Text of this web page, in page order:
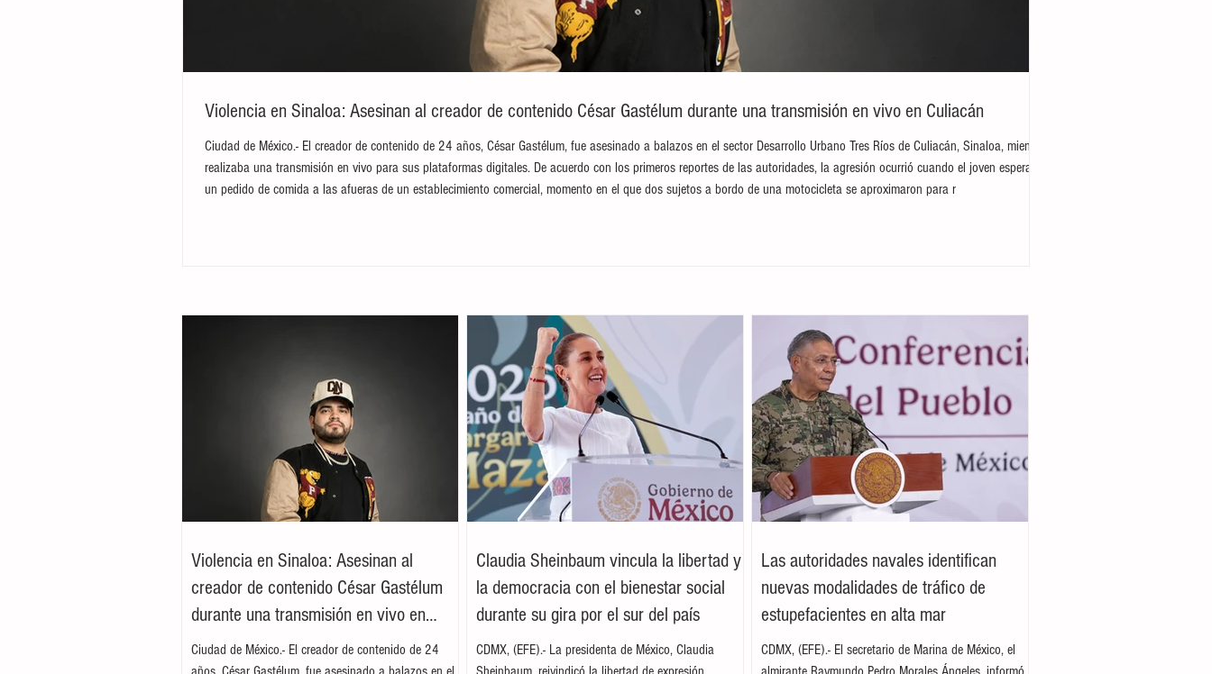
Violencia en Sinaloa: Asesinan al creador de contenido César Gastélum durante una transmisión en vivo en Culiacán
Ciudad de México.- El creador de contenido de 24 años, César Gastélum, fue asesinado a balazos en el sector Desarrollo Urbano Tres Ríos de Culiacán, Sinaloa, mientras
realizaba una transmisión en vivo para sus plataformas digitales. De acuerdo con los primeros reportes de las autoridades, la agresión ocurrió cuando el joven esperaba
un pedido de comida a las afueras de un establecimiento comercial, momento en el que dos sujetos a bordo de una motocicleta se aproximaron para r
Violencia en Sinaloa: Asesinan al
creador de contenido César Gastélum
durante una transmisión en vivo en
Culiacán
Ciudad de México.- El creador de contenido de 24
Claudia Sheinbaum vincula la libertad y
la democracia con el bienestar social
durante su gira por el sur del país
CDMX, (EFE).- La presidenta de México, Claudia
Las autoridades navales identifican
nuevas modalidades de tráfico de
estupefacientes en alta mar
CDMX, (EFE).- El secretario de Marina de México, el